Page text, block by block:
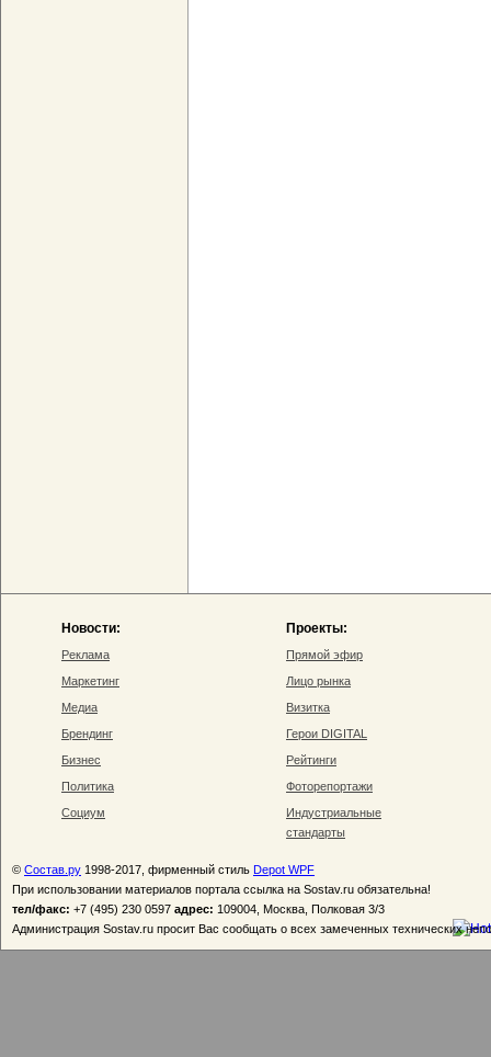
Новости:
Реклама
Маркетинг
Медиа
Брендинг
Бизнес
Политика
Социум
Проекты:
Прямой эфир
Лицо рынка
Визитка
Герои DIGITAL
Рейтинги
Фоторепортажи
Индустриальные
стандарты
© Состав.ру 1998-2017, фирменный стиль Depot WPF
При использовании материалов портала ссылка на Sostav.ru обязательна!
тел/факс: +7 (495) 230 0597 адрес: 109004, Москва, Полковая 3/3
Администрация Sostav.ru просит Вас сообщать о всех замеченных технических